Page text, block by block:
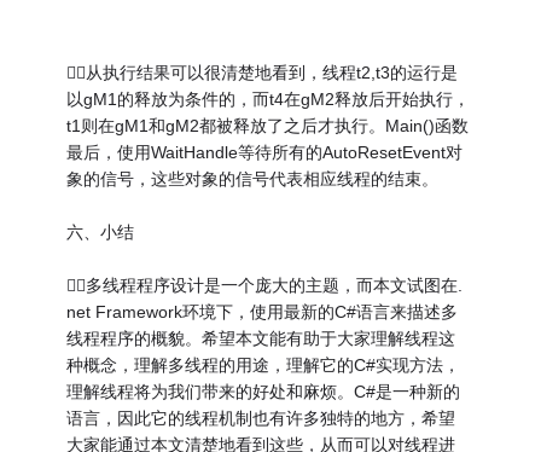
从执行结果可以很清楚地看到，线程t2,t3的运行是
以gM1的释放为条件的，而t4在gM2释放后开始执行，
t1则在gM1和gM2都被释放了之后才执行。Main()函数
最后，使用WaitHandle等待所有的AutoResetEvent对
象的信号，这些对象的信号代表相应线程的结束。
六、小结
多线程程序设计是一个庞大的主题，而本文试图在.
net Framework环境下，使用最新的C#语言来描述多
线程程序的概貌。希望本文能有助于大家理解线程这
种概念，理解多线程的用途，理解它的C#实现方法，
理解线程将为我们带来的好处和麻烦。C#是一种新的
语言，因此它的线程机制也有许多独特的地方，希望
大家能通过本文清楚地看到这些，从而可以对线程进